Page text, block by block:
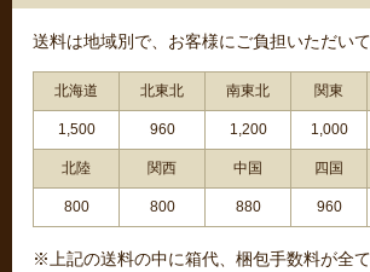
送料は地域別で、お客様にご負担いただいて
北海道 北東北 南東北 関東
1,500 960 1,200 1,000
北陸 関西 中国 四国
800 800 880 960
※上記の送料の中に箱代、梱包手数料が全